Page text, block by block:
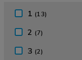
1 (13)
2 (7)
3 (2)